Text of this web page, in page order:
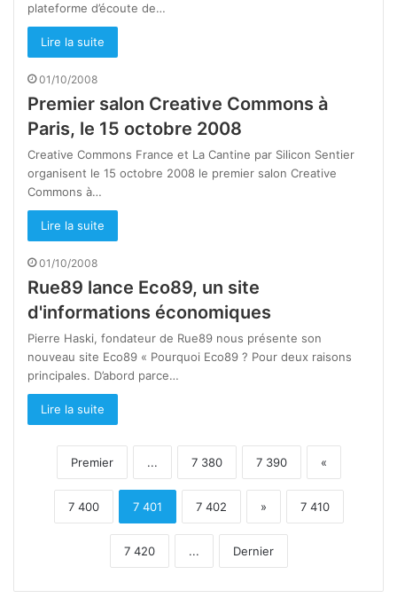
plateforme d’écoute de…
Lire la suite
01/10/2008
Premier salon Creative Commons à
Paris, le 15 octobre 2008
Creative Commons France et La Cantine par Silicon Sentier
organisent le 15 octobre 2008 le premier salon Creative
Commons à…
Lire la suite
01/10/2008
Rue89 lance Eco89, un site
d'informations économiques
Pierre Haski, fondateur de Rue89 nous présente son
nouveau site Eco89 « Pourquoi Eco89 ? Pour deux raisons
principales. D’abord parce…
Lire la suite
Premier ... 7 380 7 390 «
7 400 7 401 7 402 » 7 410
7 420 ... Dernier